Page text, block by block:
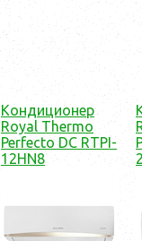
Кондиционер
Royal Thermo
Perfecto DC RTPI-
12HN8